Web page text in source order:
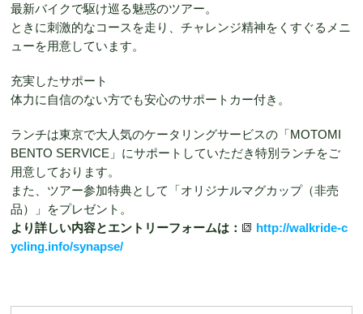
最新バイクで駆け巡る魅惑のツアー。
ときに刺激的なコースを走り、チャレンジ精神をくすぐるメニ
ューを用意しています。
充実したサポート
体力に自信のない方でも安心のサポートカー付き。
ランチは東京で大人気のケータリングサービスの「MOTOMI
BENTO SERVICE」にサポートしていただき特別ランチをご
用意しております。
また、ツアー参加特典として「オリジナルマグカップ（非売
品）」をプレゼント。
より詳しい内容とエントリーフォームは：
http://walkride-c
ycling.info/synapse/